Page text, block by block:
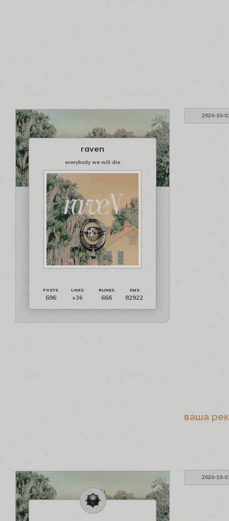
2020-10-
raven
everybody we will die
696 +36 666 82922
ваша
2020-10-